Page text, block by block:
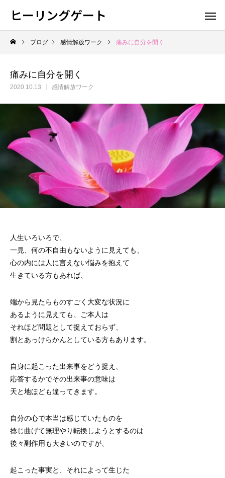
ヒーリングゲート
ブログ 感情解放ワーク 痛みに自分を開く
痛みに自分を開く
2020.10.13 感情解放ワーク
人生いろいろで、
一見、何の不自由もないように見えても、
心の内には人に言えない悩みを抱えて
生きている方もあれば、
端から見たらものすごく大変な状況に
あるように見えても、ご本人は
それほど問題として捉えておらず、
割とあっけらかんとしている方もあります。
自身に起こった出来事をどう捉え、
応答するかでその出来事の意味は
天と地ほども違ってきます。
自分の心で本当は感じていたものを
捻じ曲げて無理やり転換しようとするのは
後々副作用も大きいのですが、
起こった事実と、それによって生じた